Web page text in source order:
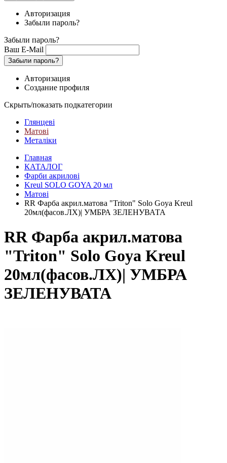
Авторизация
Забыли пароль?
Забыли пароль?
Ваш E-Mail
Забыли пароль?
Авторизация
Создание профиля
Скрыть/показать подкатегории
Глянцеві
Матові
Металіки
Главная
КАТАЛОГ
Фарби акрилові
Kreul SOLO GOYA 20 мл
Матові
RR Фарба акрил.матова "Triton" Solo Goya Kreul
20мл(фасов.ЛХ)| УМБРА ЗЕЛЕНУВАТА
RR Фарба акрил.матова
"Triton" Solo Goya Kreul
20мл(фасов.ЛХ)| УМБРА
ЗЕЛЕНУВАТА